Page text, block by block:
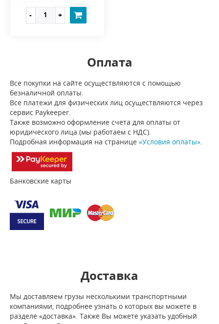
Оплата
Все покупки на сайте осуществляются с помощью
безналичной оплаты.
Все платежи для физических лиц осуществляются через
сервис Paykeeper.
Также возможно оформление счета для оплаты от
юридического лица (мы работаем с НДС).
Подробная информация на странице «Условия оплаты».
Банковские карты
Доставка
Мы доставляем грузы несколькими транспортными
компаниями, подробнее узнать о которых вы можете в
разделе «доставка». Также Вы можете указать удобный